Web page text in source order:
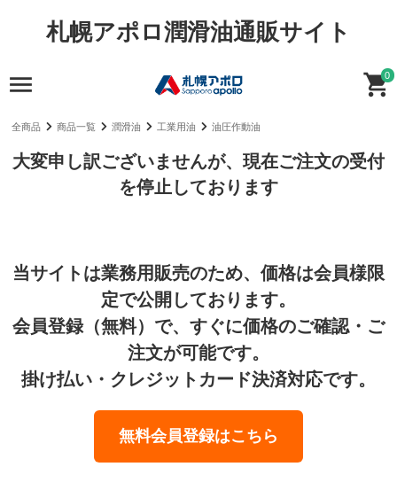
札幌アポロ潤滑油通販サイト
0
全商品 商品一覧 潤滑油 工業用油 油圧作動油
大変申し訳ございませんが、現在ご注文の受付
を停止しております
当サイトは業務用販売のため、価格は会員様限
定で公開しております。
会員登録（無料）で、すぐに価格のご確認・ご
注文が可能です。
掛け払い・クレジットカード決済対応です。
無料会員登録はこちら